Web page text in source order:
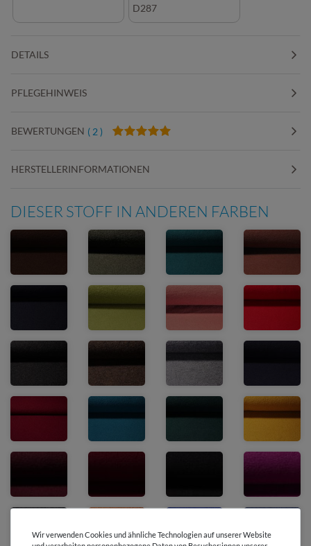
D287
DETAILS
PFLEGEHINWEIS
BEWERTUNGEN ( 2 )
HERSTELLERINFORMATIONEN
DIESER STOFF IN ANDEREN FARBEN
Wir verwenden Cookies und ähnliche Technologien auf unserer Website